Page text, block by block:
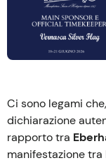
Ci sono legami
dichiarazione
rapporto tra
manifestazione